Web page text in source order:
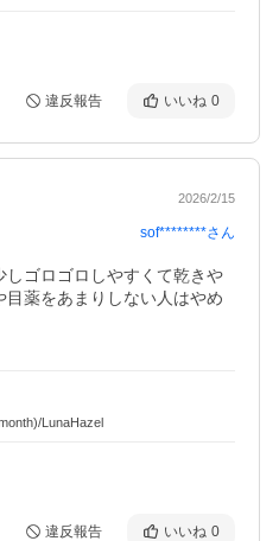
違反報告 いいね 0
2026/2/15
sof********さん
ゴロゴロしやすくて乾きや
薬をあまりしない人はやめ
LunaHazel
違反報告 いいね 0